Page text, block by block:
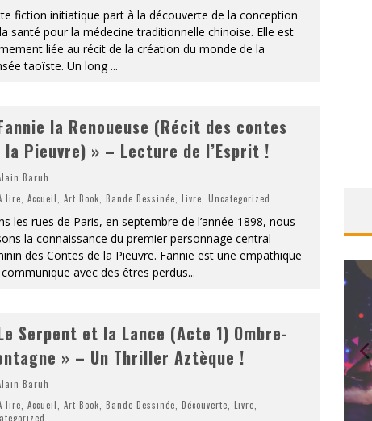
fiction initiatique part à la découverte de la conception
santé pour la médecine traditionnelle chinoise. Elle est
liée au récit de la création du monde de la
taoïste. Un long ...
la Renoueuse (Récit des contes
la Pieuvre) » – Lecture de l’Esprit !
Baruh
lire Accueil Art Book Bande Dessinée Livre Uncategorized
les rues de Paris, en septembre de l’année 1898, nous
la connaissance du premier personnage central
des Contes de la Pieuvre. Fannie est une empathique
avec des êtres perdus...
Serpent et la Lance (Acte 1) Ombre-
» – Un Thriller Aztèque !
Baruh
lire Accueil Art Book Bande Dessinée Découverte Livre
UNE
»